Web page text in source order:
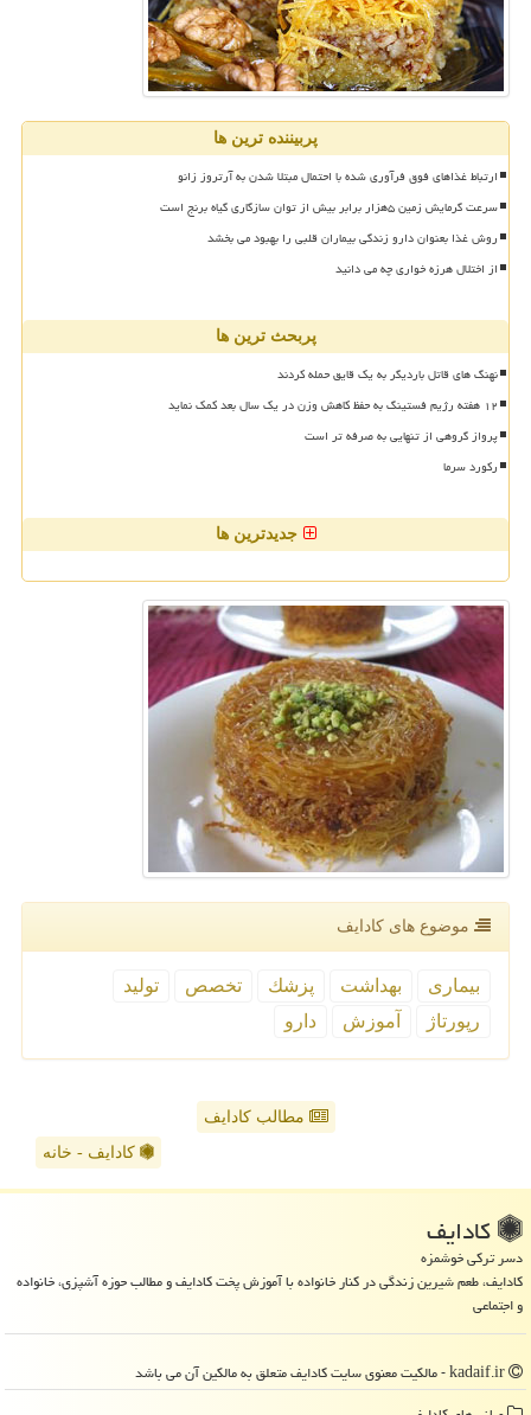
پربیننده ترین ها
ارتباط غذاهای فوق فرآوری شده با احتمال مبتلا شدن به آرتروز زانو
سرعت گرمایش زمین ۵هزار برابر بیش از توان سازگاری گیاه برنج است
روش غذا بعنوان دارو زندگی بیماران قلبی را بهبود می بخشد
از اختلال هرزه خواری چه می دانید
پربحث ترین ها
نهنگ های قاتل باردیگر به یک قایق حمله کردند
۱۲ هفته رژیم فستینگ به حفظ کاهش وزن در یک سال بعد کمک نماید
پرواز گروهی از تنهایی به صرفه تر است
رکورد سرما
جدیدترین ها
موضوع های كادایف
بیماری بهداشت پزشك تخصص
تولید
رپورتاژ
آموزش دارو
مطالب کادایف
کادایف - خانه
كادایف
دسر ترکی خوشمزه
کادایف، طعم شیرین زندگی در کنار خانواده با آموزش پخت کادایف و مطالب حوزه آشپزی، خانواده
و اجتماعی